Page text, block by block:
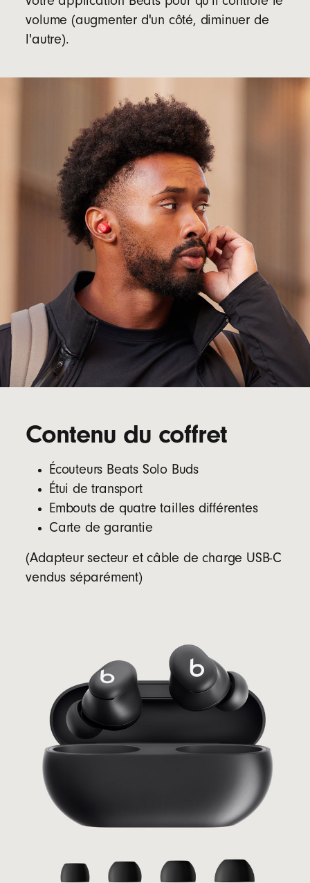
volume (augmenter d'un côté, diminuer de
l'autre).
Contenu du coffret
Écouteurs Beats Solo Buds
Étui de transport
Embouts de quatre tailles différentes
Carte de garantie
(Adapteur secteur et câble de charge USB-C
vendus séparément)